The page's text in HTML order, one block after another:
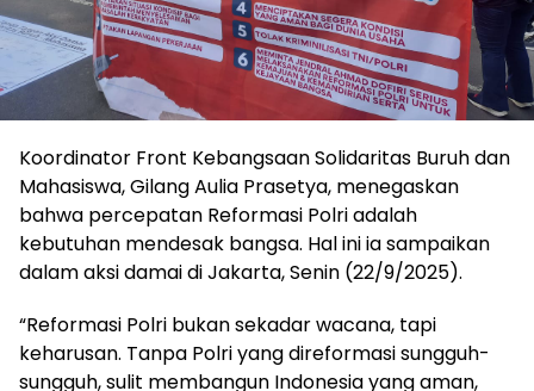
Koordinator Front Kebangsaan Solidaritas Buruh dan
Mahasiswa, Gilang Aulia Prasetya, menegaskan
bahwa percepatan Reformasi Polri adalah
kebutuhan mendesak bangsa. Hal ini ia sampaikan
dalam aksi damai di Jakarta, Senin (22/9/2025).
“Reformasi Polri bukan sekadar wacana, tapi
keharusan. Tanpa Polri yang direformasi sungguh-
sungguh, sulit membangun Indonesia yang aman,